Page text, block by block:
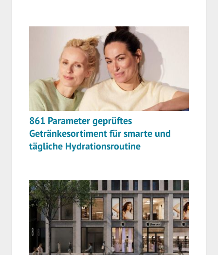
861 Parameter geprüftes
Getränkesortiment für smarte und
tägliche Hydrationsroutine